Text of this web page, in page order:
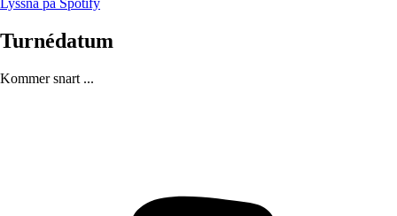
Lyssna på Spotify
Turnédatum
Kommer snart ...